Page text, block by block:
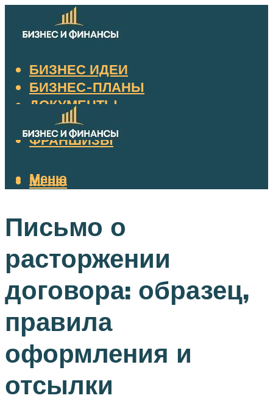
БИЗНЕС ИДЕИ
БИЗНЕС-ПЛАНЫ
ДОКУМЕНТЫ
НАЛОГИ
ФРАНШИЗЫ
Меню
Меню
Письмо о
расторжении
договора: образец,
правила
оформления и
отсылки